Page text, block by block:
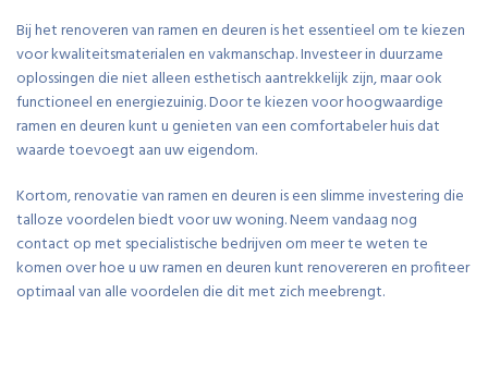
Bij het renoveren van ramen en deuren is het essentieel om te kiezen
voor kwaliteitsmaterialen en vakmanschap. Investeer in duurzame
oplossingen die niet alleen esthetisch aantrekkelijk zijn, maar ook
functioneel en energiezuinig. Door te kiezen voor hoogwaardige
ramen en deuren kunt u genieten van een comfortabeler huis dat
waarde toevoegt aan uw eigendom.
Kortom, renovatie van ramen en deuren is een slimme investering die
talloze voordelen biedt voor uw woning. Neem vandaag nog
contact op met specialistische bedrijven om meer te weten te
komen over hoe u uw ramen en deuren kunt renovereren en profiteer
optimaal van alle voordelen die dit met zich meebrengt.